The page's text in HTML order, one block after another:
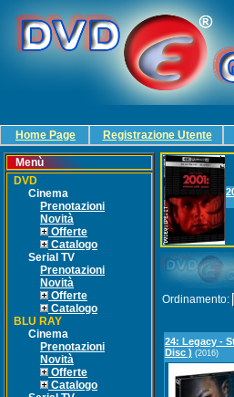
Home Page Registrazione Utente
Menù
DVD
Cinema
Prenotazioni
Novità
Offerte
Catalogo
Serial TV
Prenotazioni
Novità
Offerte
Catalogo
BLU RAY
Cinema
Prenotazioni
Novità
Offerte
Catalogo
Ordinamento:
24: Legacy -
Disc ) (2016)